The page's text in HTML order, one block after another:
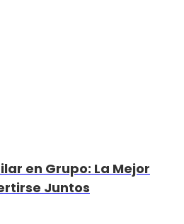
en Grupo: La Mejor
Juntos